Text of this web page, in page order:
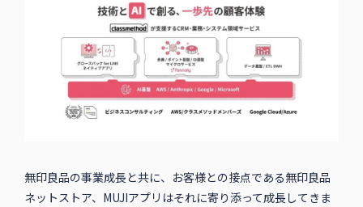
無印良品の事業成長と共に、お客様との接点である無印良品
ネットストア、MUJIアプリはそれに寄り添って成長してきま